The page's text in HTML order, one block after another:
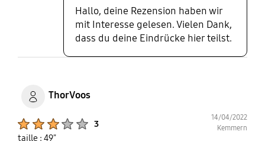
Hallo, deine Rezension haben wir
mit Interesse gelesen. Vielen Dank,
dass du deine Eindrücke hier teilst.
ThorVoos
3
14/04/2022
Kemmern
taille : 49"